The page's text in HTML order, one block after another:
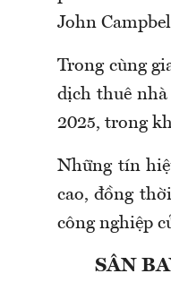
John
Trong cùng
dịch thuê
2025, trong
Những tín
cao, đồng
công nghiệp
SÂN